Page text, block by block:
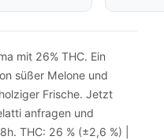
mit 26% THC. Ein
süßer Melone und
Frische. Jetzt
anfragen und
THC: 26 % (±2,6 %) |